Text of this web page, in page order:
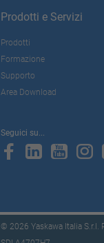
Prodotti e Servizi
Prodotti
Formazione
Supporto
Area Download
Seguici su...
© 2026 Yaskawa Italia S.r.l.